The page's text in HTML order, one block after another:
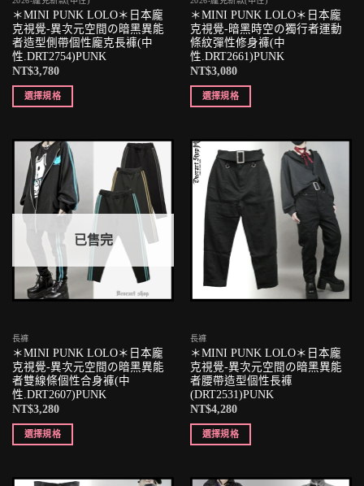
＊MINI PUNK LOLO＊日本龐
克視覺-異次元空間の暗黑異能
者造型側帶個性龐克長褲(中
性.DRT2754)PUNK
NT$3,780
選擇規格
＊MINI PUNK LOLO＊日本龐
克視覺-暗黑時空の獨行者運動
條紋彈性修身褲(中
性.DRT2661)PUNK
NT$3,080
選擇規格
已售完
長褲
＊MINI PUNK LOLO＊日本龐
克視覺-異次元空間の暗黑異能
者雙線條個性合身褲(中
性.DRT2607)PUNK
NT$3,280
選擇規格
長褲
＊MINI PUNK LOLO＊日本龐
克視覺-異次元空間の暗黑異能
者腰帶造型個性長褲
(DRT2531)PUNK
NT$4,280
選擇規格